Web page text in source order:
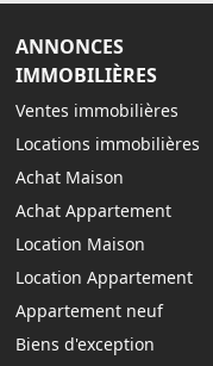
ANNONCES
IMMOBILIÈRES
Ventes immobilières
Locations immobilières
Achat Maison
Achat Appartement
Location Maison
Location Appartement
Appartement neuf
Biens d'exception